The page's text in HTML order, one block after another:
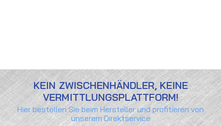
KEIN ZWISCHENHÄNDLER, KEINE
VERMITTLUNGSPLATTFORM!
Hier bestellen Sie beim Hersteller und profitieren von
unserem Direktservice